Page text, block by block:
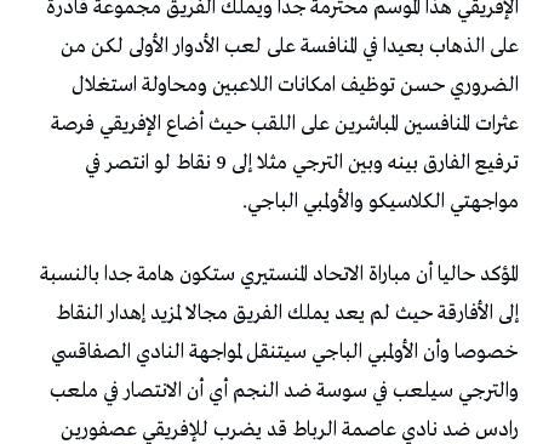
الإفريقي هذا الموسم محترمة جدا ويملك الفريق مجموعة قادرة
على الذهاب بعيدا في المنافسة على لعب الأدوار الأولى لكن من
الضروري حسن توظيف امكانات اللاعبين ومحاولة استغلال
عثرات المنافسين المباشرين على اللقب حيث أضاع الإفريقي فرصة
ترفيع الفارق بينه وبين الترجي مثلا إلى 9 نقاط لو انتصر في
مواجهتي الكلاسيكو والأولمبي الباجي.
المؤكد حاليا أن مباراة الاتحاد المنستيري ستكون هامة جدا بالنسبة
إلى الأفارقة حيث لم يعد يملك الفريق مجالا لمزيد إهدار النقاط
خصوصا وأن الأولمبي الباجي سيتنقل لمواجهة النادي الصفاقسي
والترجي سيلعب في سوسة ضد النجم أي أن الانتصار في ملعب
رادس ضد نادي عاصمة الرباط قد يضرب للإفريقي عصفورين